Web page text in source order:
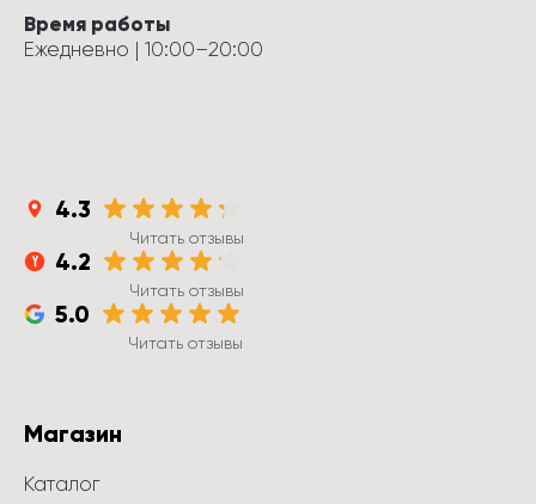
Время работы
Ежедневно | 10:00–20:00
4.3
Читать отзывы
4.2
Читать отзывы
5.0
Читать отзывы
Магазин
Каталог